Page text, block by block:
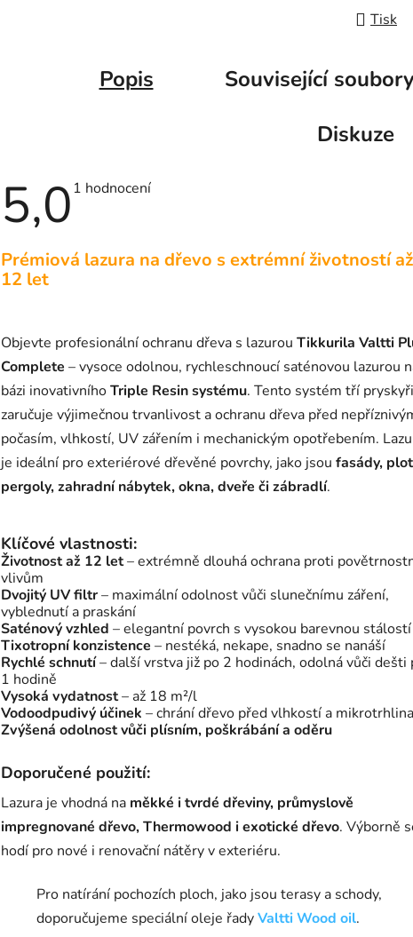
Tisk
Popis Související
Diskuze
5,0 Průměrné
z
5
1 hodnocení
Prémiová lazura na dřevo s extrémní životností až
12 let
Objevte profesionální ochranu dřeva s lazurou Tikkurila Valtti
Complete – vysoce odolnou, rychleschnoucí saténovou lazurou
bázi inovativníhoTriple Resin systému. Tento systém tří
zaručuje výjimečnou trvanlivost a ochranu dřeva před
počasím, vlhkostí, UV zářením i mechanickým opotřebením.
je ideální pro exteriérové dřevěné povrchy, jako jsou fasády,
pergoly, zahradní nábytek, okna, dveře či zábradlí.
Klíčové vlastnosti:
Životnost až 12 let– extrémně dlouhá ochrana proti
vlivům
Dvojitý UV filtr– maximální odolnost vůči slunečnímu záření,
vyblednutí a praskání
Saténový vzhled – elegantní povrch s vysokou barevnou stálostí
Tixotropní konzistence – nestéká, nekape, snadno se nanáší
Rychlé schnutí– další vrstva již po 2 hodinách, odolná vůči dešti
1 hodině
Vysoká vydatnost– až 18 m²/l
Vodoodpudivý účinek – chrání dřevo před vlhkostí a
Zvýšená odolnost vůči plísním, poškrábání a oděru
Doporučené použití:
Lazura je vhodná na měkké i tvrdé dřeviny, průmyslově
impregnované dřevo, Thermowood i exotické dřevo. Výborně
hodí pro nové i renovační nátěry v exteriéru.
Pro natírání pochozích ploch, jako jsou terasy a schody,
doporučujeme speciální oleje řadyValtti Wood oil.